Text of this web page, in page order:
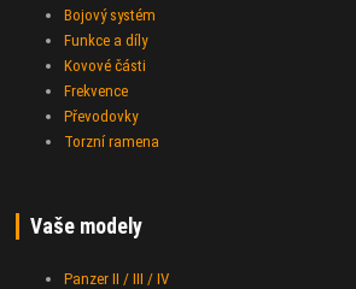
Bojový systém
Funkce a díly
Kovové části
Frekvence
Převodovky
Torzní ramena
Vaše modely
Panzer II / III / IV